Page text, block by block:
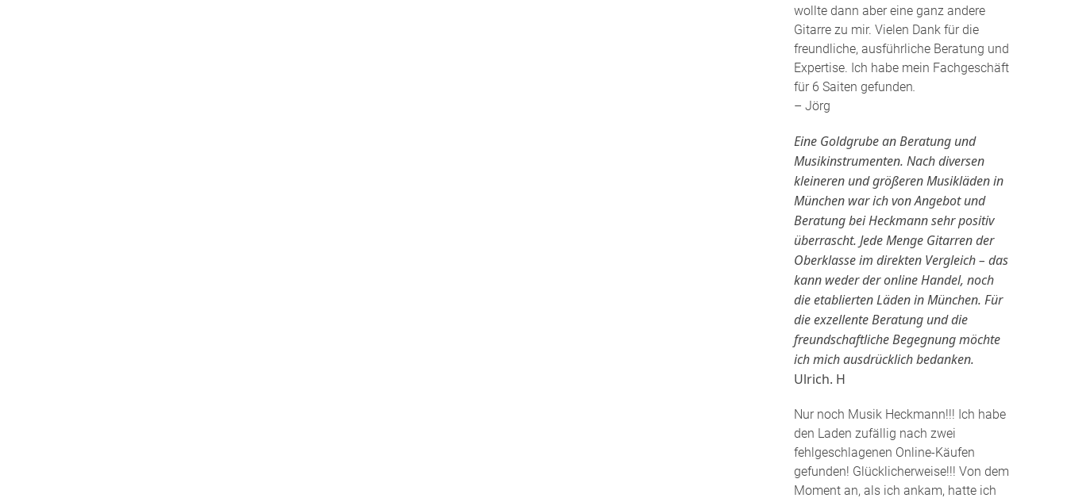
wollte dann aber eine ganz andere
Gitarre zu mir. Vielen Dank für die
freundliche, ausführliche Beratung und
Expertise. Ich habe mein Fachgeschäft
für 6 Saiten gefunden.
– Jörg
Eine Goldgrube an Beratung und
Musikinstrumenten. Nach diversen
kleineren und größeren Musikläden in
München war ich von Angebot und
Beratung bei Heckmann sehr positiv
überrascht. Jede Menge Gitarren der
Oberklasse im direkten Vergleich – das
kann weder der online Handel, noch
die etablierten Läden in München. Für
die exzellente Beratung und die
freundschaftliche Begegnung möchte
ich mich ausdrücklich bedanken.
Ulrich. H
Nur noch Musik Heckmann!!! Ich habe
den Laden zufällig nach zwei
fehlgeschlagenen Online-Käufen
gefunden! Glücklicherweise!!! Von dem
Moment an, als ich ankam, hatte ich